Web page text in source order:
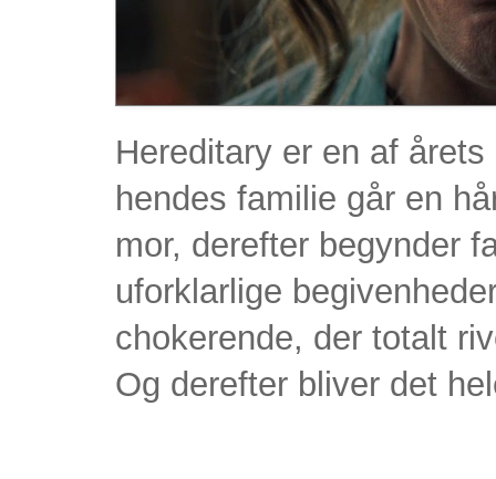
Hereditary er en af
hendes familie går en
mor, derefter begynder
uforklarlige
chokerende, der totalt
Og derefter bliver det